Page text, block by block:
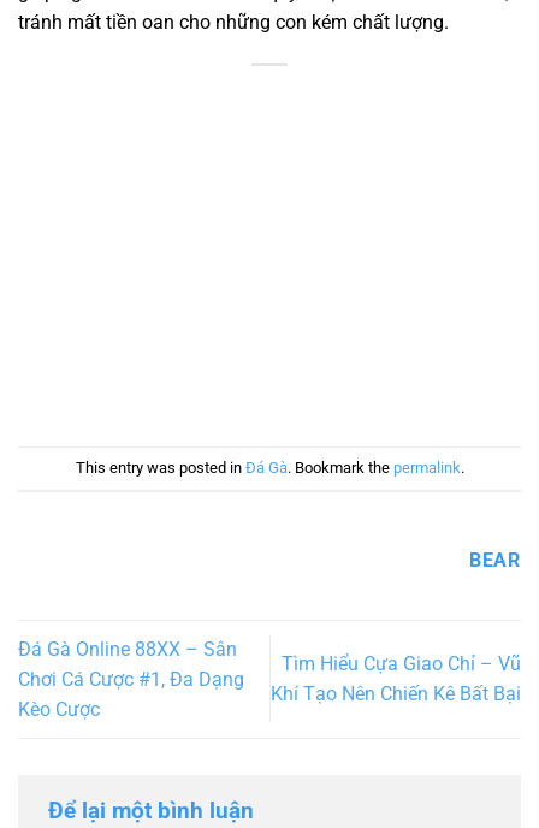
tránh mất tiền oan cho những con kém chất lượng.
This entry was posted in Đá Gà. Bookmark the permalink.
BEAR
Đá Gà Online 88XX – Sân
Chơi Cá Cược #1, Đa Dạng
Kèo Cược
Tìm Hiểu Cựa Giao Chỉ – Vũ
Khí Tạo Nên Chiến Kê Bất Bại
Để lại một bình luận